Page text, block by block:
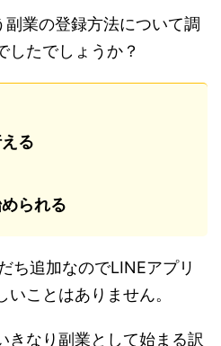
業の登録方法について調
したでしょうか？
る
られる
ち追加なのでLINEアプリ
ことはありません。
きなり副業として始まる訳